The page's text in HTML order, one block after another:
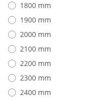
1800 mm
1900 mm
2000 mm
2100 mm
2200 mm
2300 mm
2400 mm